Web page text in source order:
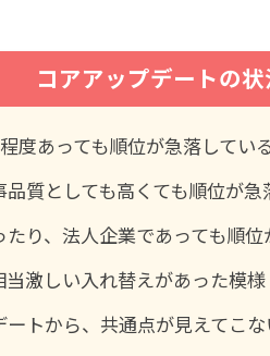
コアアップデートの
度あっても順位が急落してい
質としても高くても順位が急
り、法人企業であっても順位
当激しい入れ替えがあった模様
ートから、共通点が見えてこ